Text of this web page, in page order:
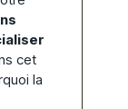
cet
la